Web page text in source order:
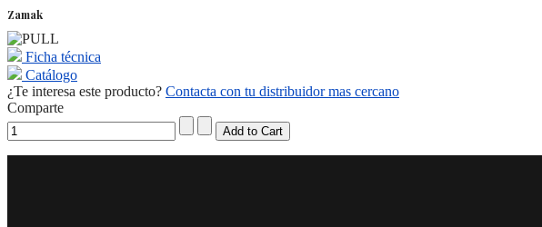
Zamak
Ficha técnica
Catálogo
¿Te interesa este producto? Contacta con tu distribuidor mas cercano
Comparte